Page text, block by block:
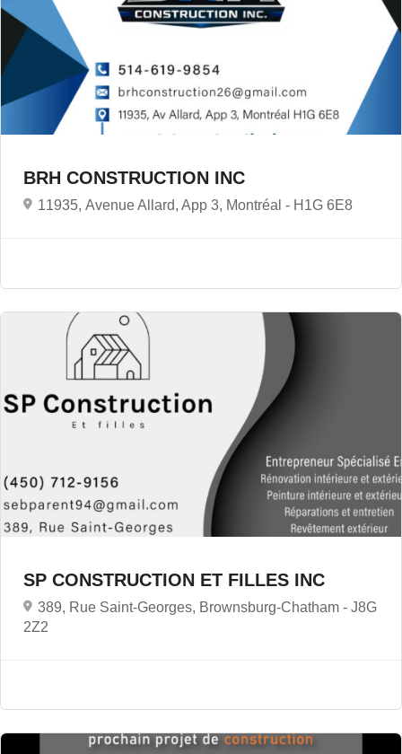
BRH CONSTRUCTION INC
11935, Avenue Allard, App 3, Montréal - H1G 6E8
SP CONSTRUCTION ET FILLES INC
389, Rue Saint-Georges, Brownsburg-Chatham - J8G
2Z2